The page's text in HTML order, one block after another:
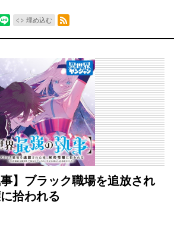
埋め込む
RSSフィード
事】ブラック職場を追放され
拾われる